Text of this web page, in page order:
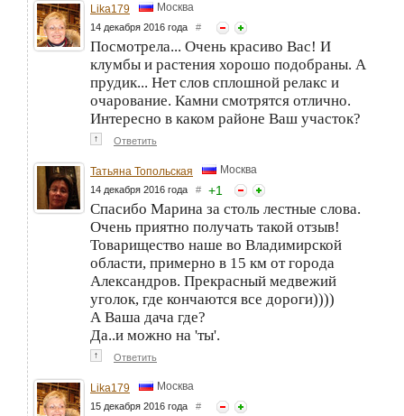
Lika179 Москва
14 декабря 2016 года #
Посмотрела... Очень красиво Вас! И
клумбы и растения хорошо подобраны. А
прудик... Нет слов сплошной релакс и
очарование. Камни смотрятся отлично.
Интересно в каком районе Ваш участок?
↑ Ответить
Татьяна Топольская Москва
14 декабря 2016 года # +1
Спасибо Марина за столь лестные слова.
Очень приятно получать такой отзыв!
Товарищество наше во Владимирской
области, примерно в 15 км от города
Александров. Прекрасный медвежий
уголок, где кончаются все дороги))))
А Ваша дача где?
Да..и можно на 'ты'.
↑ Ответить
Lika179 Москва
15 декабря 2016 года #